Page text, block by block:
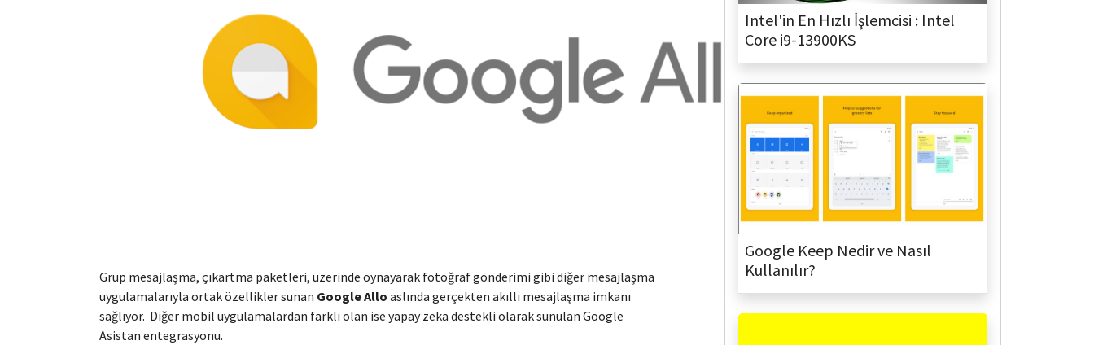
Grup mesajlaşma, çıkartma paketleri, üzerinde oynayarak fotoğraf gönderimi gibi diğer mesajlaşma
uygulamalarıyla ortak özellikler sunan Google Allo aslında gerçekten akıllı mesajlaşma imkanı
sağlıyor. Diğer mobil uygulamalardan farklı olan ise yapay zeka destekli olarak sunulan Google
Asistan entegrasyonu.
Intel'in En Hızlı İşlemcisi : Intel
Core i9-13900KS
Google Keep Nedir ve Nasıl
Kullanılır?